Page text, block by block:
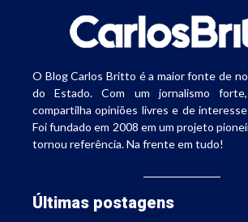
O Blog Carlos Britto é a maior fonte de
do Estado. Com um jornalismo forte,
compartilha opiniões livres e de
Foi fundado em 2008 em um projeto
tornou referência. Na frente em tudo!
Últimas postagens